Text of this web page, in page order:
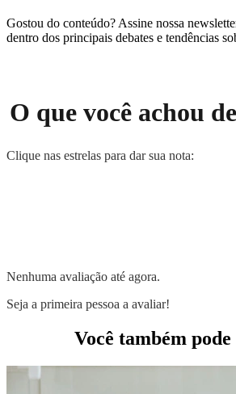
Gostou do conteúdo? Assine nossa
dentro dos principais debates e tendências
O que você achou
Clique nas estrelas para dar sua nota:
Nenhuma avaliação até agora.
Seja a primeira pessoa a avaliar!
Você também